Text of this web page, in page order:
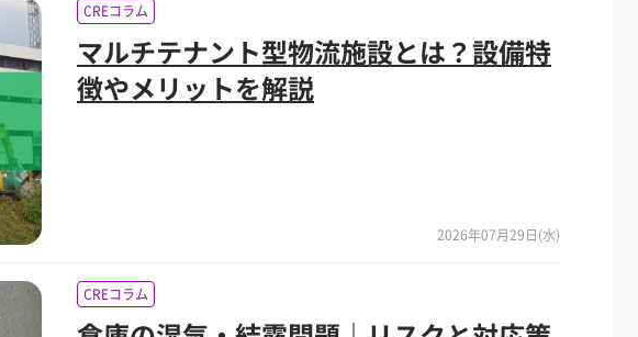
CREコラム
マルチテナント型物流施設とは？設備特
徴やメリットを解説
2026年07月29日(水)
CREコラム